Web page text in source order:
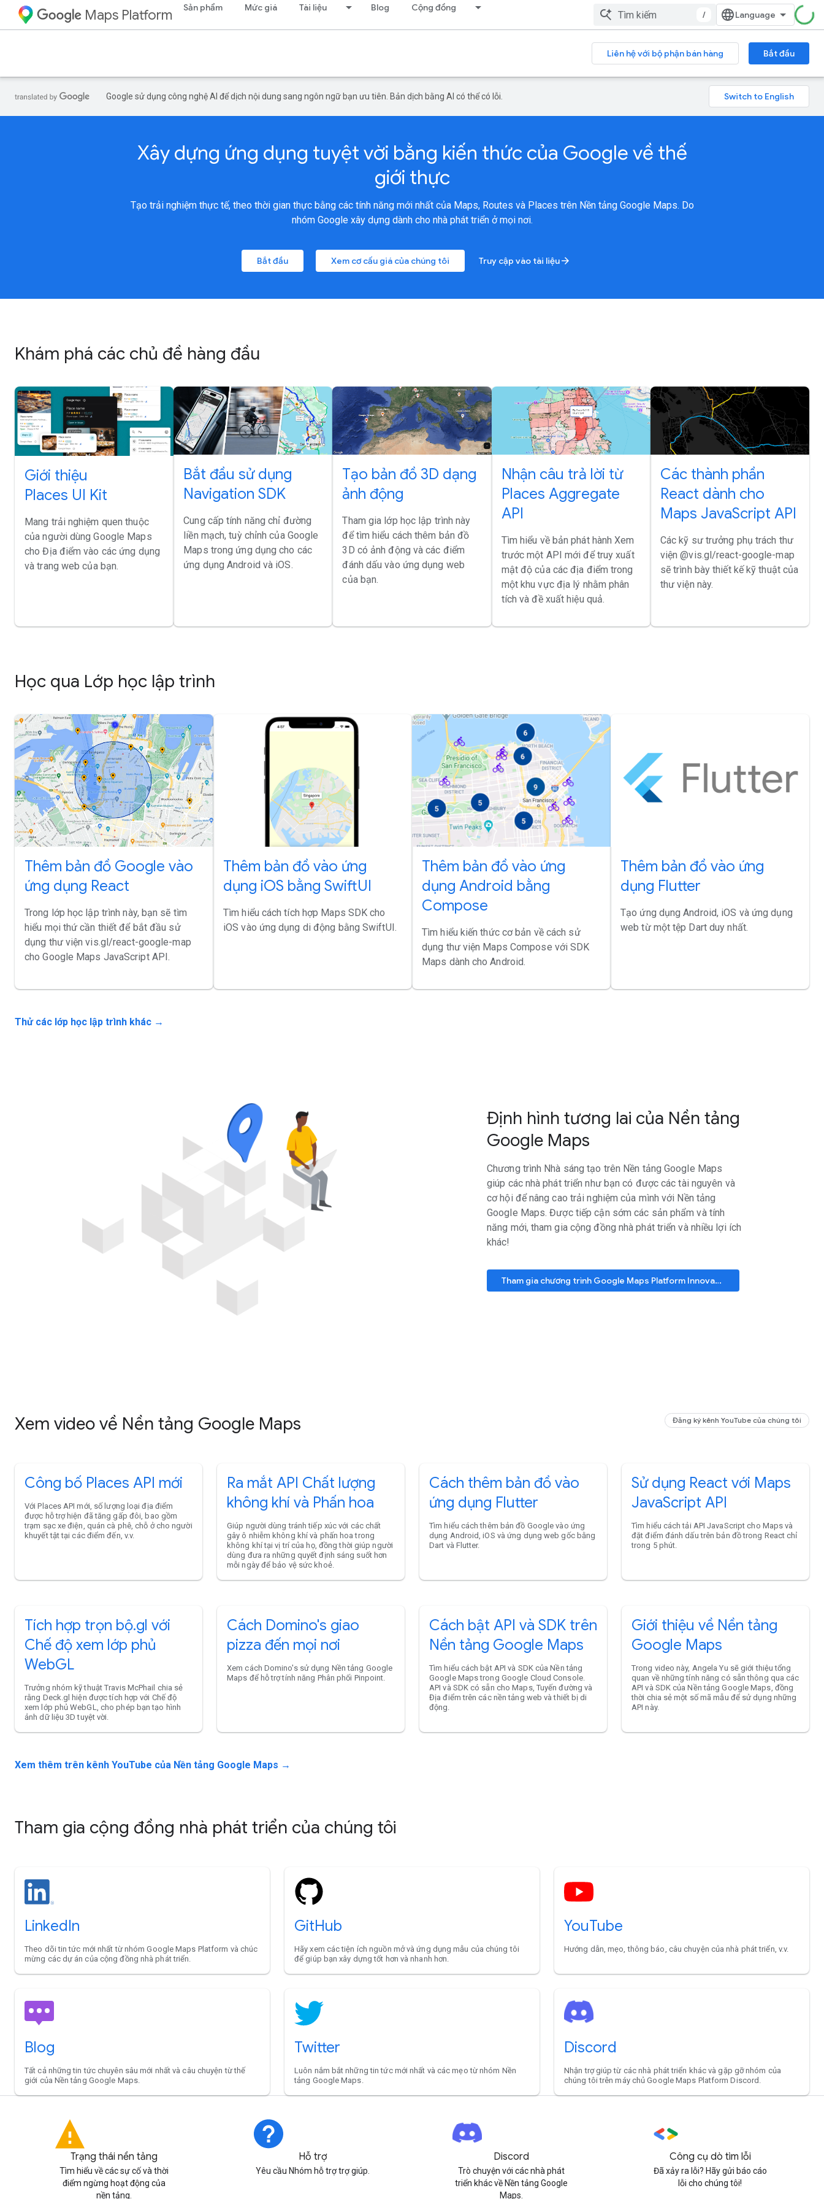
Maps Platform Sản phẩm Mức giá Tài liệu Blog Cộng đồng
/
Liên hệ với bộ phận bán hàng Bắt đầu
Google sử dụng công nghệ AI để dịch nội dung sang ngôn ngữ bạn ưu tiên. Bản dịch bằng AI có thể có lỗi.
Xây dựng ứng dụng tuyệt vời bằng kiến thức của Google về thế
giới thực
Tạo trải nghiệm thực tế, theo thời gian thực bằng các tính năng mới nhất của Maps, Routes và Places trên Nền tảng Google Maps. Do
nhóm Google xây dựng dành cho nhà phát triển ở mọi nơi.
Bắt đầu Xem cơ cấu giá của chúng tôi Truy cập vào tài liệuarrow_forward
Khám phá các chủ đề hàng đầu
Giới thiệu
Places UI Kit
Mang trải nghiệm quen thuộc
của người dùng Google Maps
cho Địa điểm vào các ứng dụng
và trang web của bạn.
Bắt đầu sử dụng
Navigation SDK
Cung cấp tính năng chỉ đường
liền mạch, tuỳ chỉnh của Google
Maps trong ứng dụng cho các
ứng dụng Android và iOS.
Tạo bản đồ 3D dạng
ảnh động
Tham gia lớp học lập trình này
để tìm hiểu cách thêm bản đồ
3D có ảnh động và các điểm
đánh dấu vào ứng dụng web
của bạn.
Nhận câu trả lời từ
Places Aggregate
API
Tìm hiểu về bản phát hành Xem
trước một API mới để truy xuất
mật độ của các địa điểm trong
một khu vực địa lý nhằm phân
tích và đề xuất hiệu quả.
Các thành phần
React dành cho
Maps JavaScript API
Các kỹ sư trưởng phụ trách thư
viện @vis.gl/react-google-map
sẽ trình bày thiết kế kỹ thuật của
thư viện này.
Học qua Lớp học lập trình
Thêm bản đồ Google vào
ứng dụng React
Trong lớp học lập trình này, bạn sẽ tìm
hiểu mọi thứ cần thiết để bắt đầu sử
dụng thư viện vis.gl/react-google-map
cho Google Maps JavaScript API.
Thêm bản đồ vào ứng
dụng iOS bằng SwiftUI
Tìm hiểu cách tích hợp Maps SDK cho
iOS vào ứng dụng di động bằng SwiftUI.
Thêm bản đồ vào ứng
dụng Android bằng
Compose
Tìm hiểu kiến thức cơ bản về cách sử
dụng thư viện Maps Compose với SDK
Maps dành cho Android.
Thêm bản đồ vào ứng
dụng Flutter
Tạo ứng dụng Android, iOS và ứng dụng
web từ một tệp Dart duy nhất.
Thử các lớp học lập trình khác →
Định hình tương lai của Nền tảng
Google Maps
Chương trình Nhà sáng tạo trên Nền tảng Google Maps
giúp các nhà phát triển như bạn có được các tài nguyên và
cơ hội để nâng cao trải nghiệm của mình với Nền tảng
Google Maps. Được tiếp cận sớm các sản phẩm và tính
năng mới, tham gia cộng đồng nhà phát triển và nhiều lợi ích
khác!
Tham gia chương trình Google Maps Platform Innovators
Xem video về Nền tảng Google Maps Đăng ký kênh YouTube của chúng tôi
Công bố Places API mới
Với Places API mới, số lượng loại địa điểm
được hỗ trợ hiện đã tăng gấp đôi, bao gồm
trạm sạc xe điện, quán cà phê, chỗ ở cho người
khuyết tật tại các điểm đến, v.v.
Ra mắt API Chất lượng
không khí và Phấn hoa
Giúp người dùng tránh tiếp xúc với các chất
gây ô nhiễm không khí và phấn hoa trong
không khí tại vị trí của họ, đồng thời giúp người
dùng đưa ra những quyết định sáng suốt hơn
mỗi ngày để bảo vệ sức khoẻ.
Cách thêm bản đồ vào
ứng dụng Flutter
Tìm hiểu cách thêm bản đồ Google vào ứng
dụng Android, iOS và ứng dụng web gốc bằng
Dart và Flutter.
Sử dụng React với Maps
JavaScript API
Tìm hiểu cách tải API JavaScript cho Maps và
đặt điểm đánh dấu trên bản đồ trong React chỉ
trong 5 phút.
Tích hợp trọn bộ.gl với
Chế độ xem lớp phủ
WebGL
Trưởng nhóm kỹ thuật Travis McPhail chia sẻ
rằng Deck.gl hiện được tích hợp với Chế độ
xem lớp phủ WebGL, cho phép bạn tạo hình
ảnh dữ liệu 3D tuyệt vời.
Cách Domino's giao
pizza đến mọi nơi
Xem cách Domino's sử dụng Nền tảng Google
Maps để hỗ trợ tính năng Phân phối Pinpoint.
Cách bật API và SDK trên
Nền tảng Google Maps
Tìm hiểu cách bật API và SDK của Nền tảng
Google Maps trong Google Cloud Console.
API và SDK có sẵn cho Maps, Tuyến đường và
Địa điểm trên các nền tảng web và thiết bị di
động.
Giới thiệu về Nền tảng
Google Maps
Trong video này, Angela Yu sẽ giới thiệu tổng
quan về những tính năng có sẵn thông qua các
API và SDK của Nền tảng Google Maps, đồng
thời chia sẻ một số mã mẫu để sử dụng những
API này.
Xem thêm trên kênh YouTube của Nền tảng Google Maps →
Tham gia cộng đồng nhà phát triển của chúng tôi
LinkedIn
Theo dõi tin tức mới nhất từ nhóm Google Maps Platform và chúc
mừng các dự án của cộng đồng nhà phát triển.
GitHub
Hãy xem các tiện ích nguồn mở và ứng dụng mẫu của chúng tôi
để giúp bạn xây dựng tốt hơn và nhanh hơn.
YouTube
Hướng dẫn, mẹo, thông báo, câu chuyện của nhà phát triển, v.v.
Blog
Tất cả những tin tức chuyên sâu mới nhất và câu chuyện từ thế
giới của Nền tảng Google Maps.
Twitter
Luôn nắm bắt những tin tức mới nhất và các mẹo từ nhóm Nền
tảng Google Maps.
Discord
Nhận trợ giúp từ các nhà phát triển khác và gặp gỡ nhóm của
chúng tôi trên máy chủ Google Maps Platform Discord.
Trạng thái nền tảng
Tìm hiểu về các sự cố và thời
điểm ngừng hoạt động của
nền tảng.
Hỗ trợ
Yêu cầu Nhóm hỗ trợ trợ giúp.
Discord
Trò chuyện với các nhà phát
triển khác về Nền tảng Google
Maps.
Công cụ dò tìm lỗi
Đã xảy ra lỗi? Hãy gửi báo cáo
lỗi cho chúng tôi!